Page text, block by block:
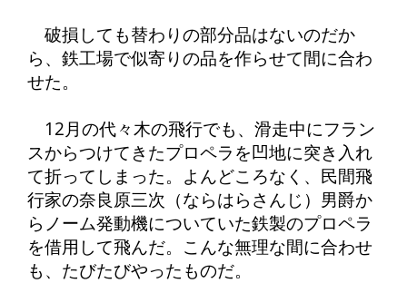
破損しても替わりの部分品はないのだか
ら、鉄工場で似寄りの品を作らせて間に合わ
せた。
12月の代々木の飛行でも、滑走中にフラン
スからつけてきたプロペラを凹地に突き入れ
て折ってしまった。よんどころなく、民間飛
行家の奈良原三次（ならはらさんじ）男爵か
らノーム発動機についていた鉄製のプロペラ
を借用して飛んだ。こんな無理な間に合わせ
も、たびたびやったものだ。